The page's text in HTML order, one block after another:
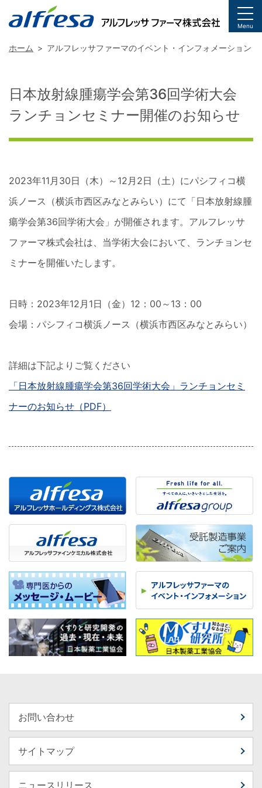
Menu
ホーム アルフレッサファーマのイベント・インフォメーション
日本放射線腫瘍学会第36回学術大会
ランチョンセミナー開催のお知らせ
2023年11月30日（木）～12月2日（土）にパシフィコ横
浜ノース（横浜市西区みなとみらい）にて「日本放射線腫
瘍学会第36回学術大会」が開催されます。アルフレッサ
ファーマ株式会社は、当学術大会において、ランチョンセ
ミナーを開催いたします。
日時：2023年12月1日（金）12：00～13：00
会場：パシフィコ横浜ノース（横浜市西区みなとみらい）
詳細は下記よりご覧ください
「日本放射線腫瘍学会第36回学術大会」ランチョンセミ
ナーのお知らせ（PDF）
お問い合わせ
サイトマップ
ニュースリリース